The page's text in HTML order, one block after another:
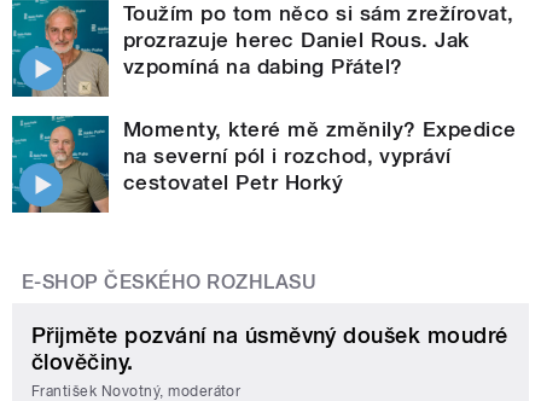
Toužím po tom něco si sám zrežírovat,
prozrazuje herec Daniel Rous. Jak
vzpomíná na dabing Přátel?
Momenty, které mě změnily? Expedice
na severní pól i rozchod, vypráví
cestovatel Petr Horký
E-SHOP ČESKÉHO ROZHLASU
Přijměte pozvání na úsměvný doušek moudré
člověčiny.
František Novotný, moderátor